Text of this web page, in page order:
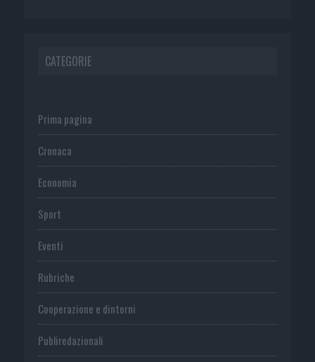
CATEGORIE
Prima pagina
Cronaca
Economia
Sport
Eventi
Rubriche
Cooperazione e dintorni
Publiredazionali